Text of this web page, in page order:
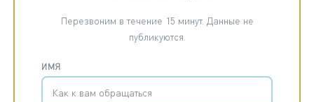
Перезвоним в течение 15 минут. Данные не
публикуются.
ИМЯ